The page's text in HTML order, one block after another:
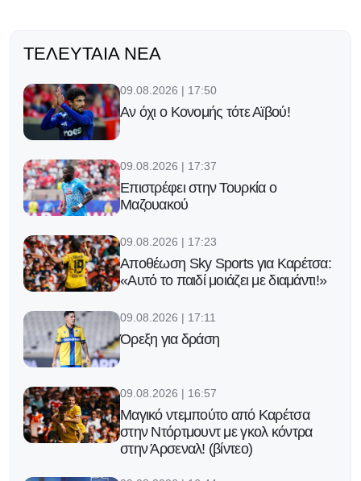
ΤΕΛΕΥΤΑΊΑ ΝΈΑ
09.08.2026 | 17:50
Αν όχι ο Κονομής τότε Αϊβού!
09.08.2026 | 17:37
Επιστρέφει στην Τουρκία ο
Μαζουακού
09.08.2026 | 17:23
Αποθέωση Sky Sports για Καρέτσα:
«Αυτό το παιδί μοιάζει με διαμάντι!»
09.08.2026 | 17:11
Όρεξη για δράση
09.08.2026 | 16:57
Μαγικό ντεμπούτο από Καρέτσα
στην Ντόρτμουντ με γκολ κόντρα
στην Άρσεναλ! (βίντεο)